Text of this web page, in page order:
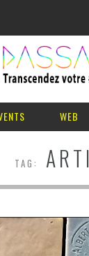
WEB
TAG: